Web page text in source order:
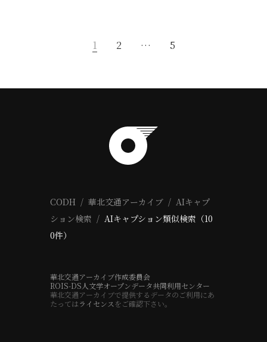
1 2 … 5
CODH 華北交通アーカイブ
AIキャプ
ション検索
AIキャプション類似検索（10
0件）
華北交通アーカイブ作成委員会
ROIS-DS人文学オープンデータ共同利用センター
華北交通アーカイブで提供するデータのご利用にあ
たってはライセンス をご確認下さい。